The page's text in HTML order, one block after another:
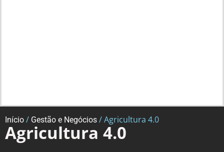
Início / Gestão e Negócios / Agricultura 4.0
Agricultura 4.0